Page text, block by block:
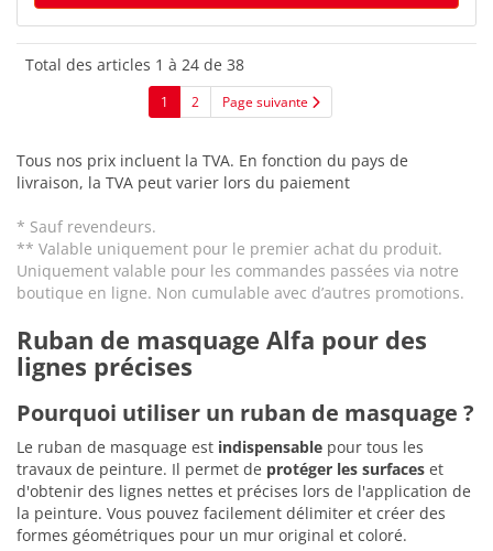
Total des articles 1 à 24 de 38
1 2 Page suivante
Tous nos prix incluent la TVA. En fonction du pays de
livraison, la TVA peut varier lors du paiement
* Sauf revendeurs.
** Valable uniquement pour le premier achat du produit.
Uniquement valable pour les commandes passées via notre
boutique en ligne. Non cumulable avec d’autres promotions.
Ruban de masquage Alfa pour des
lignes précises
Pourquoi utiliser un ruban de masquage ?
Le ruban de masquage est indispensable pour tous les
travaux de peinture. Il permet de protéger les surfaces et
d'obtenir des lignes nettes et précises lors de l'application de
la peinture. Vous pouvez facilement délimiter et créer des
formes géométriques pour un mur original et coloré.